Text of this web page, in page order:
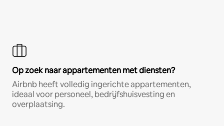
Op zoek naar appartementen met diensten?
Airbnb heeft volledig ingerichte appartementen,
ideaal voor personeel, bedrijfshuisvesting en
overplaatsing.